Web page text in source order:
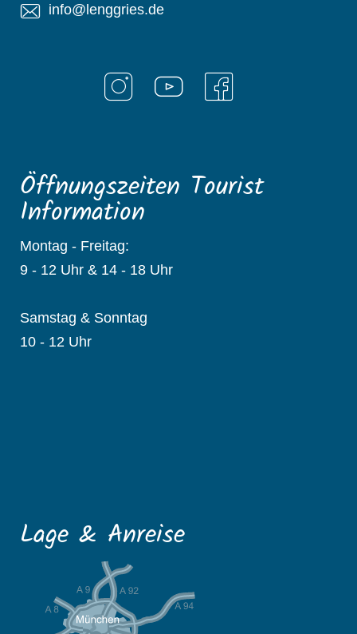
info@lenggries.de
Öffnungszeiten Tourist
Information
Montag - Freitag:
9 - 12 Uhr & 14 - 18 Uhr
Samstag & Sonntag
10 - 12 Uhr
Lage & Anreise